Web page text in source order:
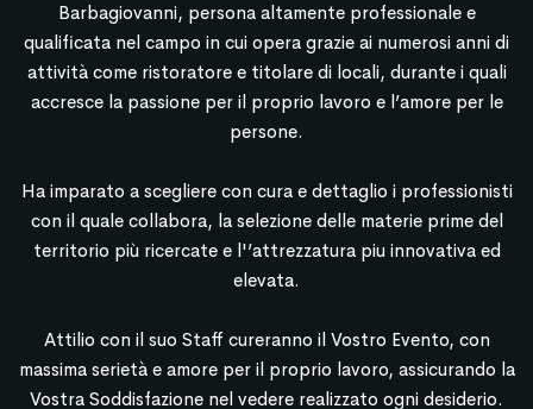
Barbagiovanni, persona altamente professionale e
qualificata nel campo in cui opera grazie ai numerosi anni di
attività come ristoratore e titolare di locali, durante i quali
accresce la passione per il proprio lavoro e l’amore per le
persone.
Ha imparato a scegliere con cura e dettaglio i professionisti
con il quale collabora, la selezione delle materie prime del
territorio più ricercate e l'’attrezzatura piu innovativa ed
elevata.
Attilio con il suo Staff cureranno il Vostro Evento, con
massima serietà e amore per il proprio lavoro, assicurando la
Vostra Soddisfazione nel vedere realizzato ogni desiderio.